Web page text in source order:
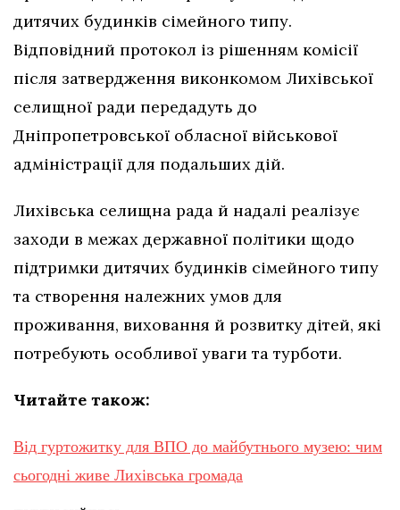
дитячих будинків сімейного типу.
Відповідний протокол із рішенням комісії
після затвердження виконкомом Лихівської
селищної ради передадуть до
Дніпропетровської обласної військової
адміністрації для подальших дій.
Лихівська селищна рада й надалі реалізує
заходи в межах державної політики щодо
підтримки дитячих будинків сімейного типу
та створення належних умов для
проживання, виховання й розвитку дітей, які
потребують особливої уваги та турботи.
Читайте також:
Від гуртожитку для ВПО до майбутнього музею: чим
сьогодні живе Лихівська громада